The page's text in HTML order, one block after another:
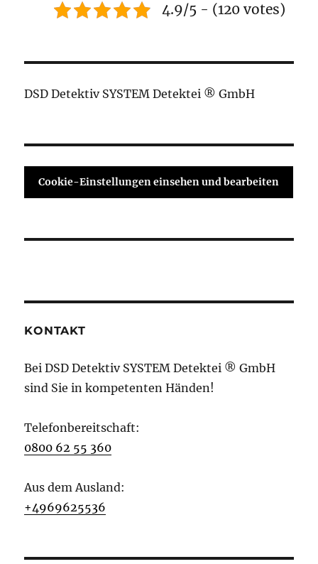
4.9/5 - (120 votes)
DSD Detektiv SYSTEM Detektei ® GmbH
Cookie-Einstellungen einsehen und bearbeiten
KONTAKT
Bei DSD Detektiv SYSTEM Detektei ® GmbH
sind Sie in kompetenten Händen!
Telefonbereitschaft:
0800 62 55 360
Aus dem Ausland:
+4969625536